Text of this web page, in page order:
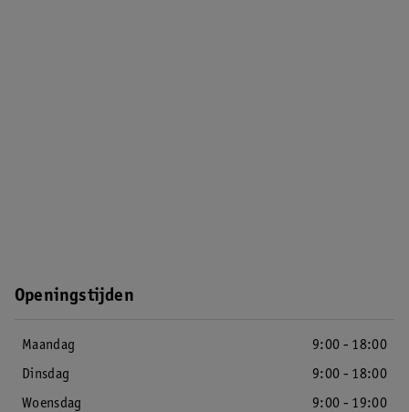
Openingstijden
Maandag
9:00 - 18:00
Dinsdag
9:00 - 18:00
Woensdag
9:00 - 19:00